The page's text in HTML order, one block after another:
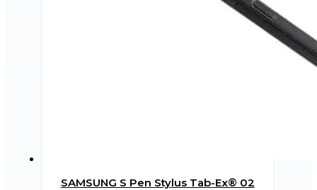
SAMSUNG S Pen Stylus Tab-Ex® 02